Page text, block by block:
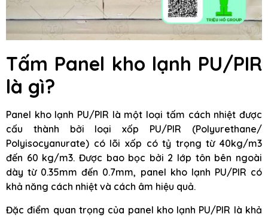
Tấm Panel kho lạnh PU/PIR
là gì?
Panel kho lạnh PU/PIR là một loại tấm cách nhiệt được
cấu thành bởi loại xốp PU/PIR (Polyurethane/
Polyisocyanurate) có lõi xốp có tỷ trọng từ 40kg/m3
đến 60 kg/m3. Được bao bọc bởi 2 lớp tôn bên ngoài
dày từ 0.35mm đến 0.7mm, panel kho lạnh PU/PIR có
khả năng cách nhiệt và cách âm hiệu quả.
Đặc điểm quan trọng của panel kho lạnh PU/PIR là khả